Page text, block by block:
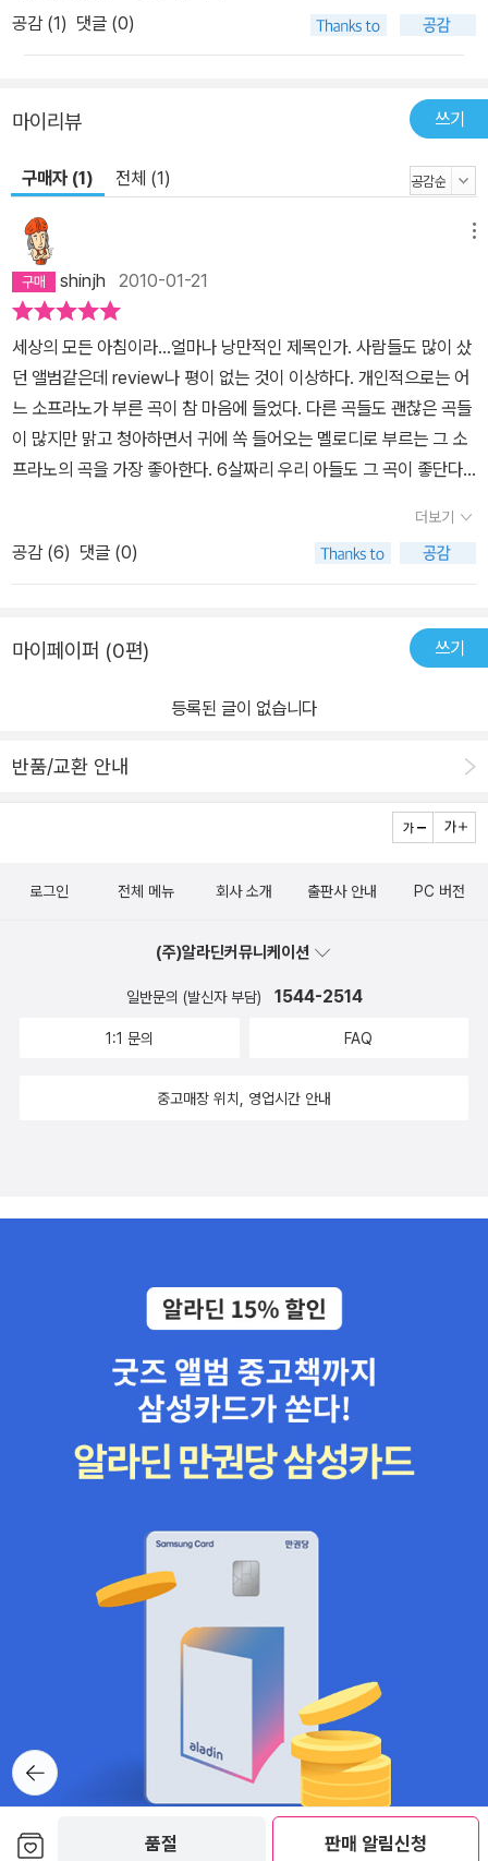
품절 판매 알림신청
공감 (1) 댓글 (0)
마이리뷰 쓰기
구매자 (1) 전체 (1)
shinjh 2010-01-21
세상의 모든 아침이라...얼마나 낭만적인 제목인가. 사람들도 많이 샀
던 앨범같은데 review나 평이 없는 것이 이상하다. 개인적으로는 어
느 소프라노가 부른 곡이 참 마음에 들었다. 다른 곡들도 괜찮은 곡들
이 많지만 맑고 청아하면서 귀에 쏙 들어오는 멜로디로 부르는 그 소
프라노의 곡을 가장 좋아한다. 6살짜리 우리 아들도 그 곡이 좋단다.
의 '상품'들이 쏟아져 나오니 고르기가 참 어렵다.이건 잘 산 것 같다.
더보기
공감 (6) 댓글 (0)
마이페이퍼 (0편) 쓰기
등록된 글이 없습니다
반품/교환 안내
뒤로가
기
로그인 전체 메뉴 회사 소개 출판사 안내 PC 버전
(주)알라딘커뮤니케이션
일반문의 (발신자 부담) 1544-2514
1:1 문의 FAQ
중고매장 위치, 영업시간 안내